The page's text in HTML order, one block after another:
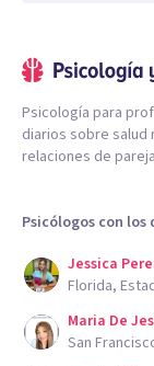
Psicología para
diarios sobre
relaciones de
Psicólogos con
Jessica
Florida,
Maria De
San